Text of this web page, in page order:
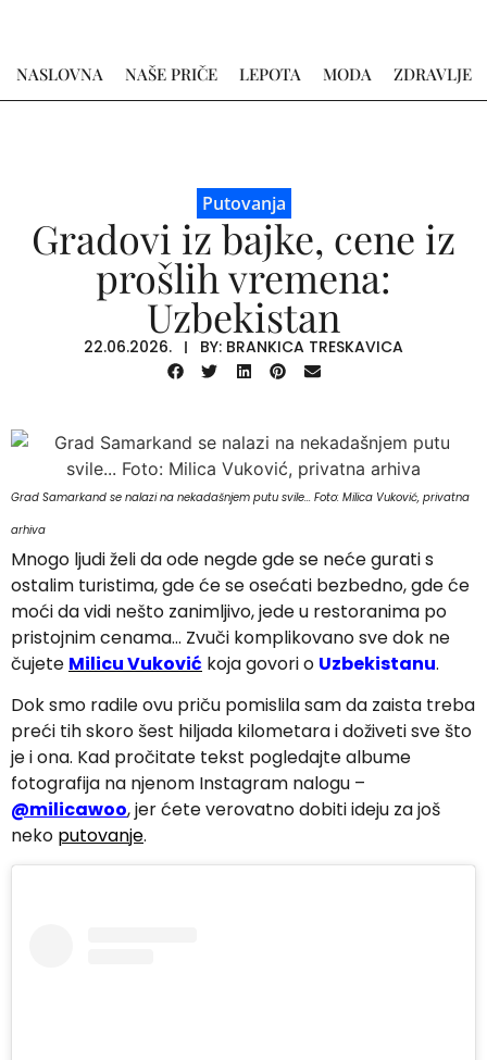
NASLOVNA NAŠE PRIČE LEPOTA MODA ZDRAVLJE
Putovanja
Gradovi iz bajke, cene iz
prošlih vremena:
Uzbekistan
22.06.2026. BY: BRANKICA TRESKAVICA
Grad Samarkand se nalazi na nekadašnjem putu svile... Foto: Milica Vuković, privatna
arhiva
Mnogo ljudi želi da ode negde gde se neće gurati s
ostalim turistima, gde će se osećati bezbedno, gde će
moći da vidi nešto zanimljivo, jede u restoranima po
pristojnim cenama… Zvuči komplikovano sve dok ne
čujete Milicu Vuković koja govori o Uzbekistanu.
Dok smo radile ovu priču pomislila sam da zaista treba
preći tih skoro šest hiljada kilometara i doživeti sve što
je i ona. Kad pročitate tekst pogledajte albume
fotografija na njenom Instagram nalogu –
@milicawoo, jer ćete verovatno dobiti ideju za još
neko putovanje.